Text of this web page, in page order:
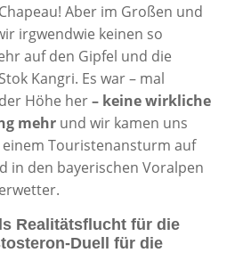
Aber im Großen und
irgwendwie keinen so
auf den Gipfel und die
Kangri. Es war – mal
Höhe her– keine wirkliche
mehrund wir kamen uns
Touristenansturm auf
in den bayerischen Voralpen
Realitätsflucht für die
Duell für die